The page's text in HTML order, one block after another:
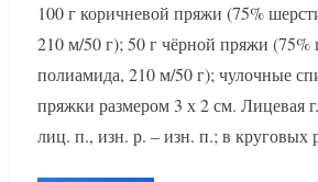
100 г коричневой пряжи (75%
210 м/50 г); 50 г чёрной пряжи (75%
полиамида, 210 м/50 г); чулочные
пряжки размером 3 х 2 см. Лицевая
лиц. п., изн. р. – изн. п.; в круговых